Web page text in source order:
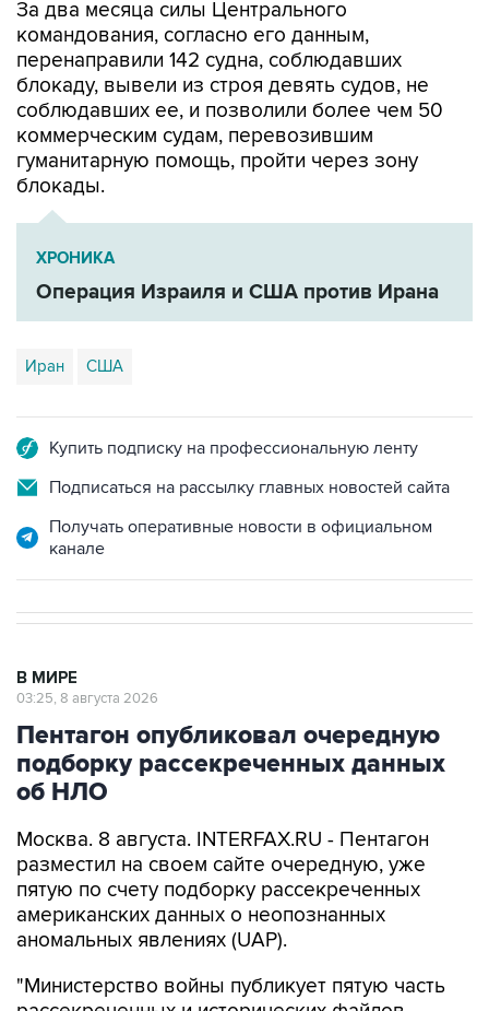
перенаправили 142 судна, соблюдавших
блокаду, вывели из строя девять судов, не
соблюдавших ее, и позволили более чем 50
коммерческим судам, перевозившим
гуманитарную помощь, пройти через зону
блокады.
ХРОНИКА
Операция Израиля и США против Ирана
Иран США
Подписаться на рассылку главных новостей сайта
Получать оперативные новости в официальном
Пентагон опубликовал очередную
подборку рассекреченных данных
об НЛО
Москва. 8 августа. INTERFAX.RU - Пентагон
пятую по счету подборку рассекреченных
американских данных о неопознанных
аномальных явлениях (UAP).
"Министерство войны публикует пятую часть
касающихся неопознанных аномальных